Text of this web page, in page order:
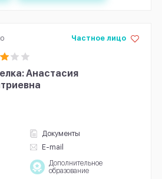
Анастасия
Документы
E-mail
Частное лицо
Дополнительное
образование